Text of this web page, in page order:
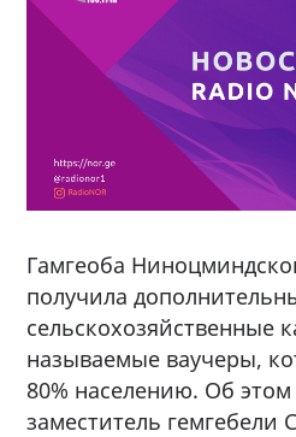
Гамгеоба
получила
сельскохозяйственные
называемые ваучеры,
80% населению. Об
заместитель гемгебели